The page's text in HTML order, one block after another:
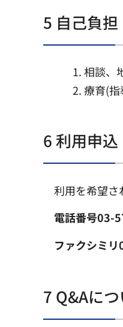
5 自己負担
相談、
療育(
6 利用申込
利用を希望さ
電話番号03-
ファクシミ
7 Q&Aにつ